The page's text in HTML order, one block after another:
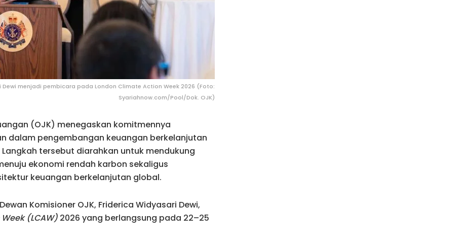
Dewi menjadi pembicara pada London Climate Action Week 2026 (Foto:
Syariahnow.com/Pool/Dok. OJK)
(OJK) menegaskan komitmennya
dalam pengembangan keuangan berkelanjutan
tersebut diarahkan untuk mendukung
ekonomi rendah karbon sekaligus
keuangan berkelanjutan global.
Komisioner OJK, Friderica Widyasari Dewi,
(LCAW) 2026 yang berlangsung pada 22–25